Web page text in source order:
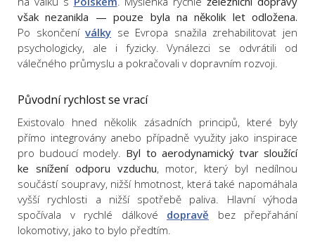
však nezanikla — pouze byla na několik let odložena.
Po skončeníválky se Evropa snažila zrehabilitovat jen
psychologicky, ale i fyzicky. Vynálezci se odvrátili od
válečného průmyslu a pokračovali v dopravním rozvoji.
Původní rychlost se vrací
Existovalo hned několik zásadních principů, které byly
přímo integrovány anebo případně využity jako inspirace
pro budoucí modely. Byl to aerodynamický tvar sloužící
ke snížení odporu vzduchu, motor, který byl nedílnou
součástí soupravy, nižší hmotnost, která také napomáhala
vyšší rychlosti a nižší spotřebě paliva. Hlavní výhoda
spočívala v rychlé dálkové dopravě bez přepřahání
lokomotivy, jako to bylo předtím.